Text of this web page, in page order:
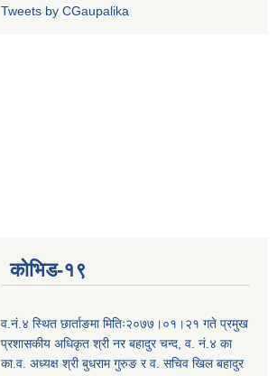
Tweets by CGaupalika
कोभिड-१९
व.नं.४ स्थित छार्ताङमा मितिः२०७७।०१।२१ गते प्रमुख
प्रशासकीय अधिकृत श्री नर बहादुर चन्द, व. नं.४ का
का.व. अध्यक्ष श्री बुधराम गुरुङ र व. सचिव खिल बहादुर